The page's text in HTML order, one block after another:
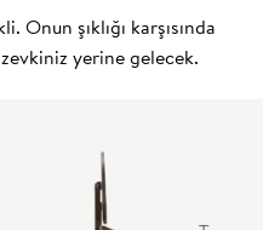
Onun şıklığı karşısında
yerine gelecek.